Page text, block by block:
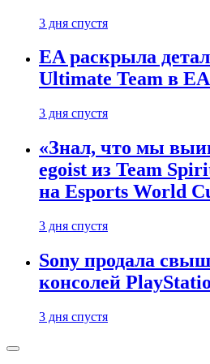
3 дня спустя
EA раскрыла
Ultimate Team в
3 дня спустя
«Знал, что мы
egoist из Team
на Esports World
3 дня спустя
Sony продала
консолей
3 дня спустя